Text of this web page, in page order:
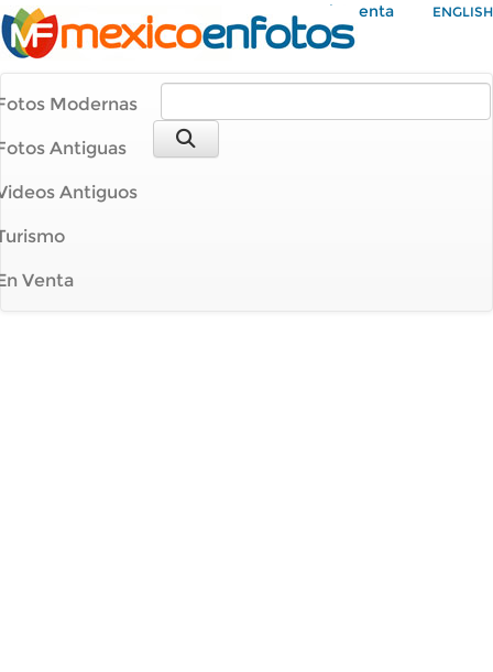
Mi Cuenta ENGLISH
Modernas
Antiguas
Antiguos
Venta